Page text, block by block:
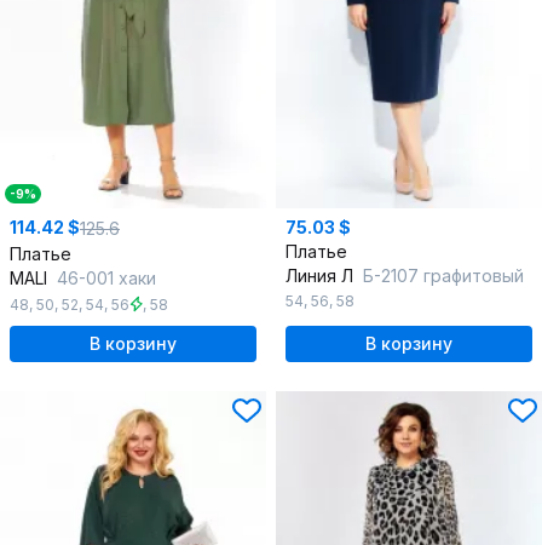
-9%
114.42 $125.6
Платье
MALI 46-001 хаки
48, 50, 52, 54, 56 , 58
В корзину
75.03 $
Платье
Линия Л Б-2107 графитовый
54, 56, 58
В корзину